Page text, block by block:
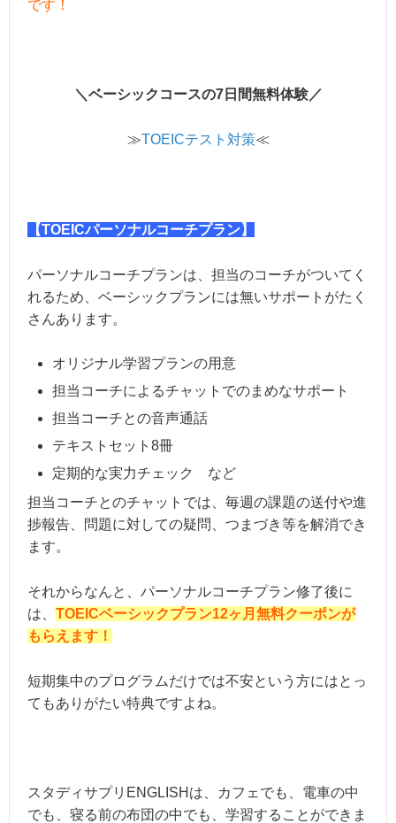
です！
＼ベーシックコースの7日間無料体験／
≫TOEICテスト対策≪
【TOEICパーソナルコーチプラン】
パーソナルコーチプランは、担当のコーチがついてく
れるため、ベーシックプランには無いサポートがたく
さんあります。
オリジナル学習プランの用意
担当コーチによるチャットでのまめなサポート
担当コーチとの音声通話
テキストセット8冊
定期的な実力チェック など
担当コーチとのチャットでは、毎週の課題の送付や進
捗報告、問題に対しての疑問、つまづき等を解消でき
ます。
それからなんと、パーソナルコーチプラン修了後に
は、 TOEICベーシックプラン12ヶ月無料クーポンが
もらえます！
短期集中のプログラムだけでは不安という方にはとっ
てもありがたい特典ですよね。
スタディサプリENGLISHは、カフェでも、電車の中
でも、寝る前の布団の中でも、学習することができま